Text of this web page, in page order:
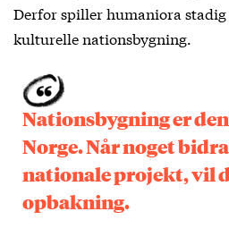
Derfor spiller humaniora
kulturelle nationsbygning.
Nationsbygning er
Norge. Når noget
nationale projekt, vil
opbakning.